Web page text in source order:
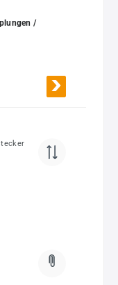
/